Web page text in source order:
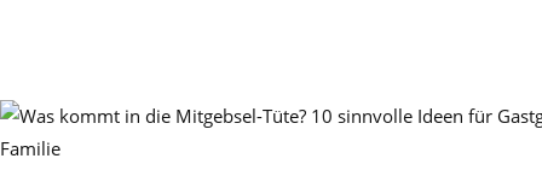
Familie